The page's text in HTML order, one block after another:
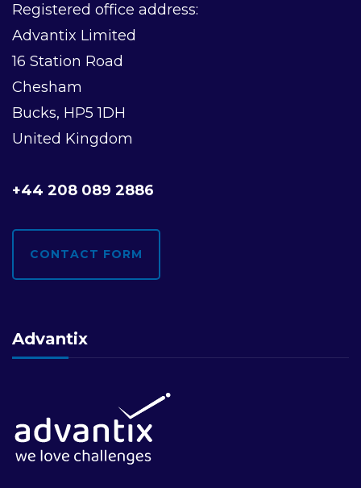
g
a
t
i
o
n
Registered office address:
Advantix Limited
16 Station Road
Chesham
Bucks, HP5 1DH
United Kingdom
+44 208 089 2886
CONTACT FORM
Advantix